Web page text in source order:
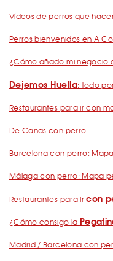
Vídeos de perros que
Perros bienvenidos en A
¿Cómo añado mi negocio
Dejemos Huella: todo
Restaurantes para ir con
De Cañas con perro
Barcelona con perro:
Málaga con perro: Mapa
Restaurantes para ircon
¿Cómo consigo la
Madrid / Barcelona con